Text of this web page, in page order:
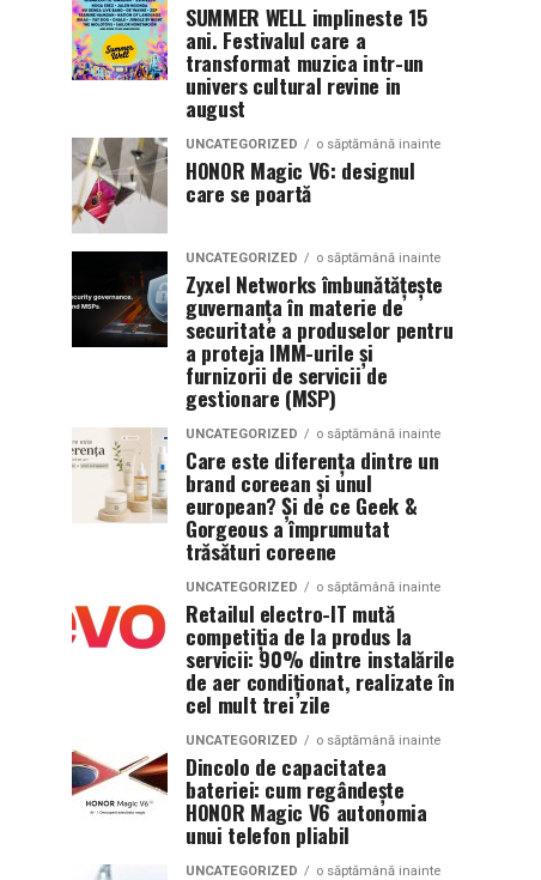
SUMMER WELL implineste 15
ani. Festivalul care a
transformat muzica intr-un
univers cultural revine in
august
UNCATEGORIZED o săptămână inainte
HONOR Magic V6: designul
care se poartă
UNCATEGORIZED o săptămână inainte
Zyxel Networks îmbunătățește
guvernanța în materie de
securitate a produselor pentru
a proteja IMM-urile și
furnizorii de servicii de
gestionare (MSP)
UNCATEGORIZED o săptămână inainte
Care este diferența dintre un
brand coreean și unul
european? Și de ce Geek &
Gorgeous a împrumutat
trăsături coreene
UNCATEGORIZED o săptămână inainte
Retailul electro-IT mută
competiția de la produs la
servicii: 90% dintre instalările
de aer condiționat, realizate în
cel mult trei zile
UNCATEGORIZED o săptămână inainte
Dincolo de capacitatea
bateriei: cum regândește
HONOR Magic V6 autonomia
unui telefon pliabil
UNCATEGORIZED o săptămână inainte